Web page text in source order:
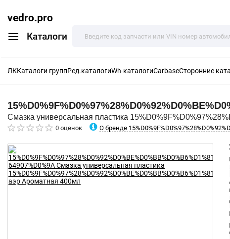
vedro.pro
Каталоги
ЛККаталоги группРед.каталогиWh-каталогиCarbaseСторонние
Смазка универсальная пластика
0 оценок О бренде